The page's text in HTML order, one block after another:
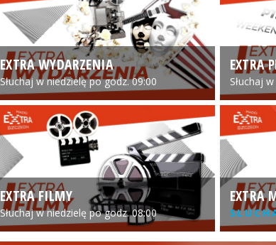
EXTRA WYDARZENIA
Słuchaj w niedzielę po godz. 09:00
EXTRA
Słuchaj
EXTRA FILMY
Słuchaj w niedzielę po godz. 08:00
EXTRA